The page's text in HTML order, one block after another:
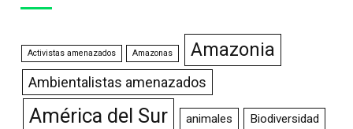
Activistas amenazados Amazonas Amazonia
Ambientalistas amenazados
América del Sur animales Biodiversidad